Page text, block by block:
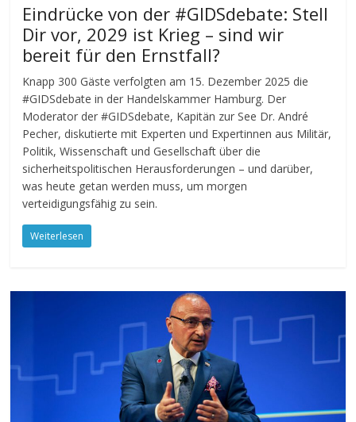
Eindrücke von der #GIDSdebate: Stell
Dir vor, 2029 ist Krieg – sind wir
bereit für den Ernstfall?
Knapp 300 Gäste verfolgten am 15. Dezember 2025 die
#GIDSdebate in der Handelskammer Hamburg. Der
Moderator der #GIDSdebate, Kapitän zur See Dr. André
Pecher, diskutierte mit Experten und Expertinnen aus Militär,
Politik, Wissenschaft und Gesellschaft über die
sicherheitspolitischen Herausforderungen – und darüber,
was heute getan werden muss, um morgen
verteidigungsfähig zu sein.
Weiterlesen